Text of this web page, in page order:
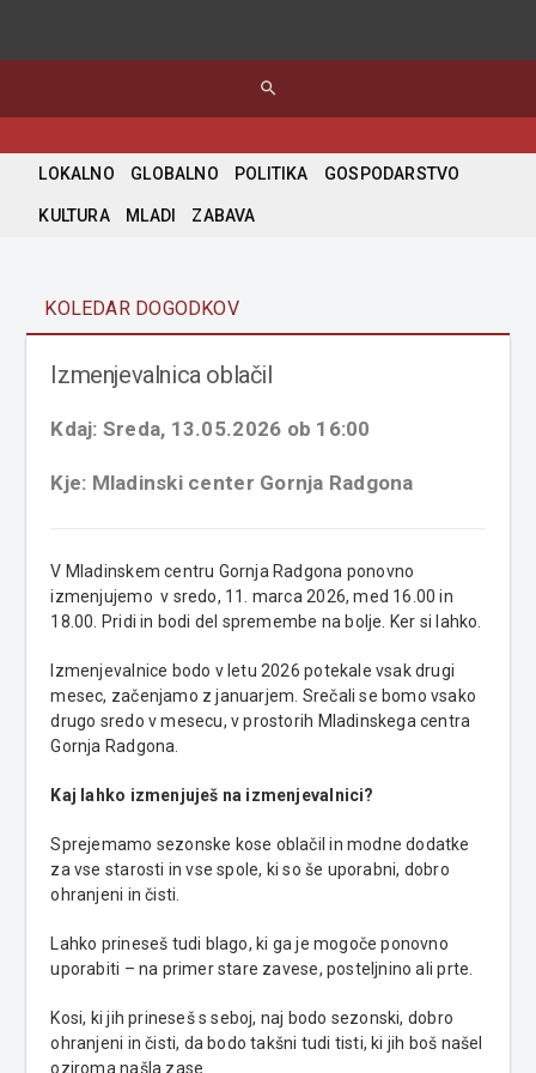
search
LOKALNO GLOBALNO POLITIKA GOSPODARSTVO
KULTURA MLADI ZABAVA
KOLEDAR DOGODKOV
Izmenjevalnica oblačil
Kdaj: Sreda, 13.05.2026 ob 16:00
Kje: Mladinski center Gornja Radgona
V Mladinskem centru Gornja Radgona ponovno
izmenjujemo v sredo, 11. marca 2026, med 16.00 in
18.00. Pridi in bodi del spremembe na bolje. Ker si lahko.
Izmenjevalnice bodo v letu 2026 potekale vsak drugi
mesec, začenjamo z januarjem. Srečali se bomo vsako
drugo sredo v mesecu, v prostorih Mladinskega centra
Gornja Radgona.
Kaj lahko izmenjuješ na izmenjevalnici?
Sprejemamo sezonske kose oblačil in modne dodatke
za vse starosti in vse spole, ki so še uporabni, dobro
ohranjeni in čisti.
Lahko prineseš tudi blago, ki ga je mogoče ponovno
uporabiti – na primer stare zavese, posteljnino ali prte.
Kosi, ki jih prineseš s seboj, naj bodo sezonski, dobro
ohranjeni in čisti, da bodo takšni tudi tisti, ki jih boš našel
oziroma našla zase.